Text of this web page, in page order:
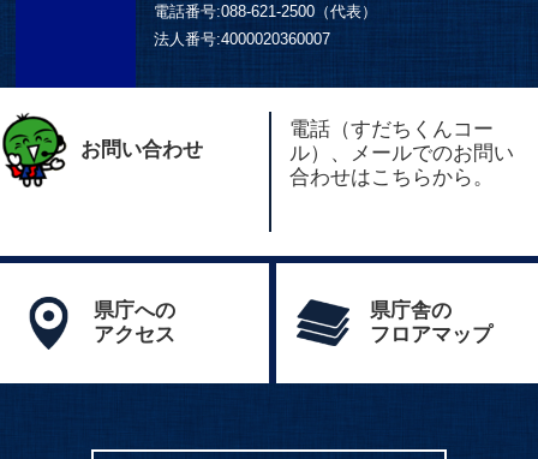
電話番号:088-621-2500（代表）
法人番号:4000020360007
お問い合わせ
電話（すだちくんコー
ル）、メールでのお問い
合わせはこちらから。
県庁への
アクセス
県庁舎の
フロアマップ